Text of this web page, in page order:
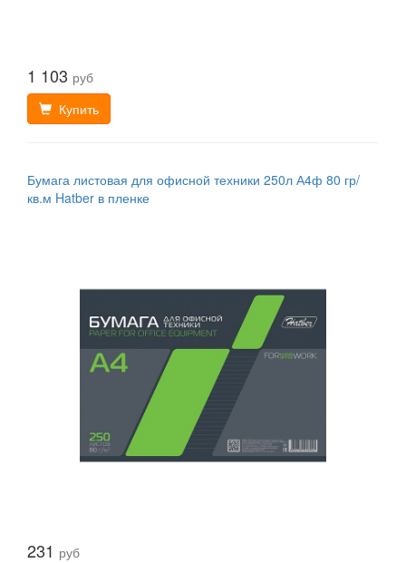
1 103 руб
Купить
Бумага листовая для офисной техники 250л А4ф 80 гр/
кв.м Hatber в пленке
231 руб